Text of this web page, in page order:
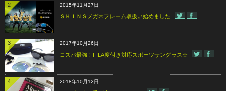
2 2015年11月27日
ＳＫＩＮＳメガネフレーム取扱い始めました
3 2017年10月26日
コスパ最強！FILA度付き対応スポーツサングラス☆
4 2018年10月12日